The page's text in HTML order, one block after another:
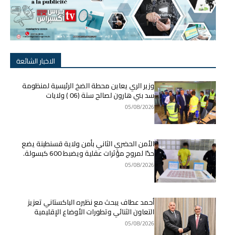
الاخبار الشائعة
وزير الري يعاين محطة الضخ الرئيسية لمنظومة
سد بني هارون لصالح ستة (06 ) ولايات
05/08/2026
الأمن الحضري الثاني بأمن ولاية قسنطينة يضع
حدًا لمروج مؤثرات عقلية ويضبط 600 كبسولة.
05/08/2026
أحمد عطاف يبحث مع نظيره الباكستاني تعزيز
التعاون الثنائي وتطورات الأوضاع الإقليمية
05/08/2026